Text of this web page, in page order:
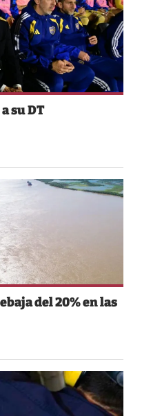
su DT
del 20% en las